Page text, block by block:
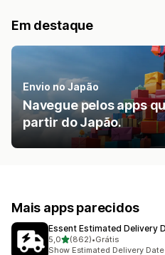
Em destaque
Envio no Japão
Navegue pelos apps
partir do Japão.
Mais apps parecidos
Essent Estimated Delivery
5,0de 5 estrelas
(862)
862 avaliações ao todo
•Grátis
Show Estimated Delivery